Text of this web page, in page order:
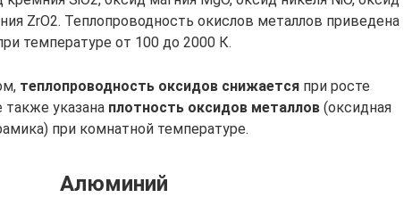
ZrO2. Теплопроводность окислов металлов приведена
температуре от 100 до 2000 К.
теплопроводность оксидов снижаетсяпри росте
указана плотность оксидов металлов(оксидная
при комнатной температуре.
Алюминий